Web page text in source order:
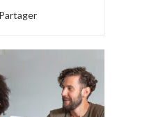
Partager